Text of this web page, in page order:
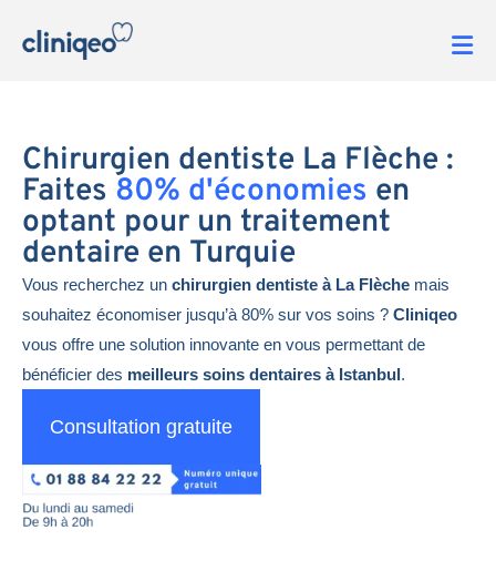
Chirurgien dentiste La Flèche :
Faites 80% d'économies en
optant pour un traitement
dentaire en Turquie
Vous recherchez un chirurgien dentiste à La Flèche mais
souhaitez économiser jusqu’à 80% sur vos soins ? Cliniqeo
vous offre une solution innovante en vous permettant de
bénéficier des meilleurs soins dentaires à Istanbul.
Consultation gratuite